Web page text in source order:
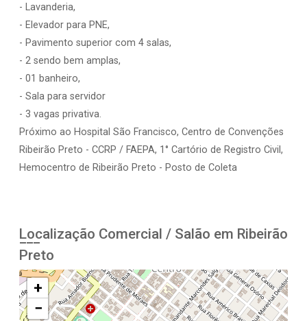
- Lavanderia,
- Elevador para PNE,
- Pavimento superior com 4 salas,
- 2 sendo bem amplas,
- 01 banheiro,
- Sala para servidor
- 3 vagas privativa.
Próximo ao Hospital São Francisco, Centro de Convenções
Ribeirão Preto - CCRP / FAEPA, 1° Cartório de Registro Civil,
Hemocentro de Ribeirão Preto - Posto de Coleta
Localização Comercial / Salão em Ribeirão
Preto
+
−